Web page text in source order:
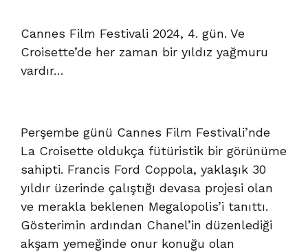
Cannes Film Festivali 2024, 4. gün. Ve
Croisette’de her zaman bir yıldız yağmuru
vardır…
Perşembe günü Cannes Film Festivali’nde
La Croisette oldukça fütüristik bir görünüme
sahipti. Francis Ford Coppola, yaklaşık 30
yıldır üzerinde çalıştığı devasa projesi olan
ve merakla beklenen Megalopolis’i tanıttı.
Gösterimin ardından Chanel’in düzenlediği
akşam yemeğinde onur konuğu olan